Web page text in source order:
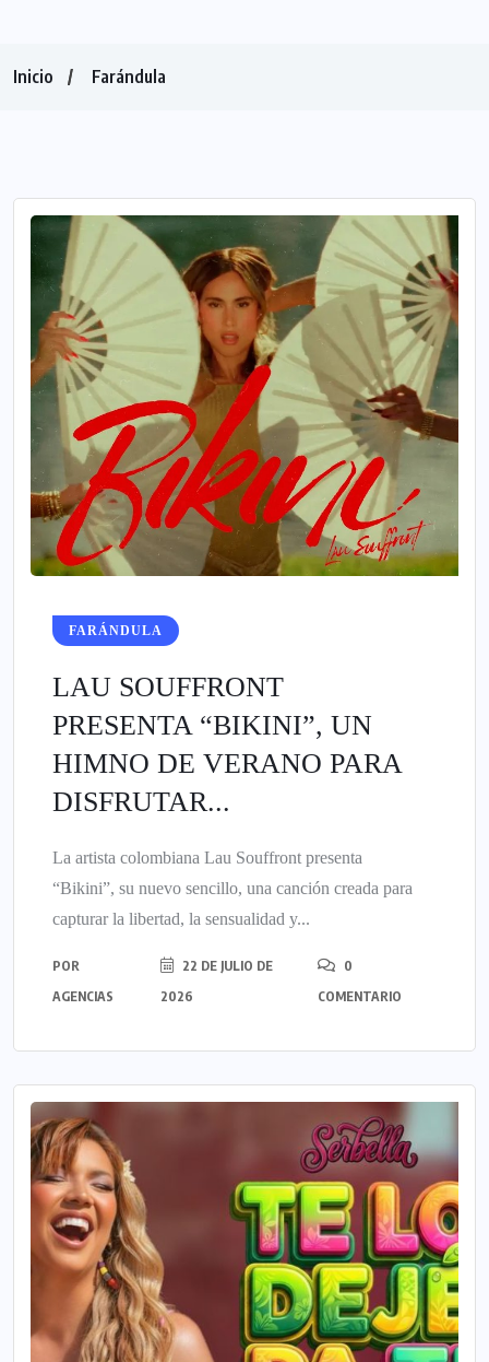
Inicio Farándula
FARÁNDULA
LAU SOUFFRONT
PRESENTA “BIKINI”, UN
HIMNO DE VERANO PARA
DISFRUTAR...
La artista colombiana Lau Souffront presenta
“Bikini”, su nuevo sencillo, una canción creada para
capturar la libertad, la sensualidad y...
POR
AGENCIAS
22 DE JULIO DE
2026
0
COMENTARIO